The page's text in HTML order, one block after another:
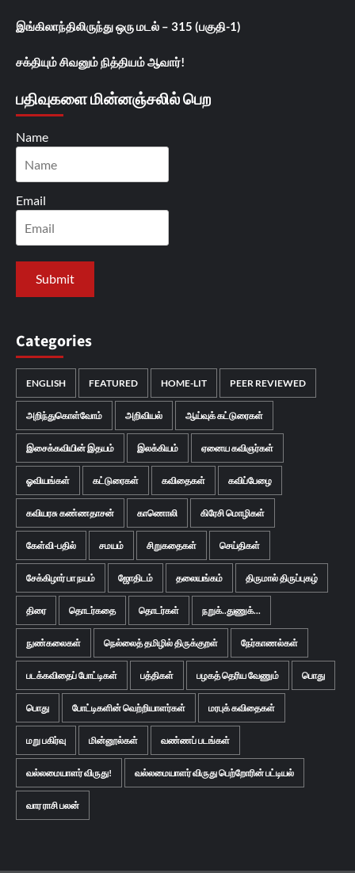
இங்கிலாந்திலிருந்து ஒரு மடல் – 315 (பகுதி-1)
சக்தியும் சிவனும் நித்தியம் ஆவார்!
பதிவுகளை மின்னஞ்சலில் பெற
Name
Email
Categories
ENGLISH FEATURED HOME-LIT PEER REVIEWED
அறிந்துகொள்வோம் அறிவியல் ஆய்வுக் கட்டுரைகள்
இசைக்கவியின் இதயம் இலக்கியம் ஏனைய கவிஞர்கள்
ஓவியங்கள் கட்டுரைகள் கவிதைகள் கவிப்பேழை
கவியரசு கண்ணதாசன் காணொலி கிரேசி மொழிகள்
கேள்வி-பதில் சமயம் சிறுகதைகள் செய்திகள்
சேக்கிழார் பா நயம் ஜோதிடம் தலையங்கம் திருமால் திருப்புகழ்
திரை தொடர்கதை தொடர்கள் நறுக்..துணுக்...
நுண்கலைகள் நெல்லைத் தமிழில் திருக்குறள் நேர்காணல்கள்
படக்கவிதைப் போட்டிகள் பத்திகள் பழகத் தெரிய வேணும் பொது
பொது போட்டிகளின் வெற்றியாளர்கள் மரபுக் கவிதைகள்
மறு பகிர்வு மின்னூல்கள் வண்ணப் படங்கள்
வல்லமையாளர் விருது! வல்லமையாளர் விருது பெற்றோரின் பட்டியல்
வார ராசி பலன்